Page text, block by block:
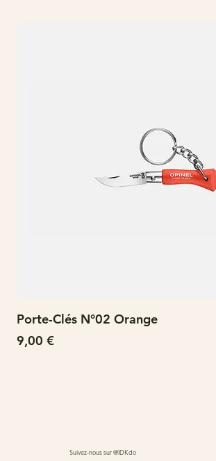
Porte-Clés N°02 Orange
Prix
9,00 €
Suivez-nous sur @IDKdo